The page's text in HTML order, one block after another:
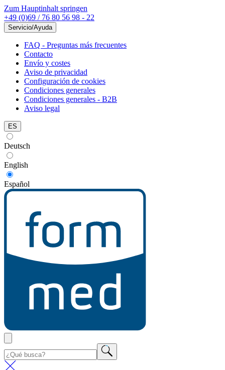
Zum Hauptinhalt springen
+49 (0)69 / 76 80 56 98 - 22
Servicio/Ayuda
FAQ - Preguntas más frecuentes
Contacto
Envío y costes
Aviso de privacidad
Configuración de cookies
Condiciones generales
Condiciones generales - B2B
Aviso legal
ES
Deutsch
English
Español